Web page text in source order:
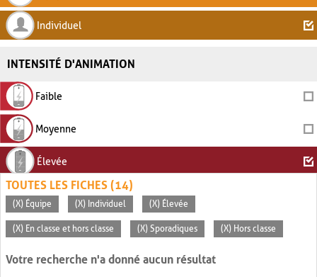
Individuel
INTENSITÉ D'ANIMATION
Faible
Moyenne
Élevée
TOUTES LES FICHES (14)
(X) Équipe (X) Individuel (X) Élevée
(X) En classe et hors classe (X) Sporadiques (X) Hors classe
Votre recherche n'a donné aucun résultat